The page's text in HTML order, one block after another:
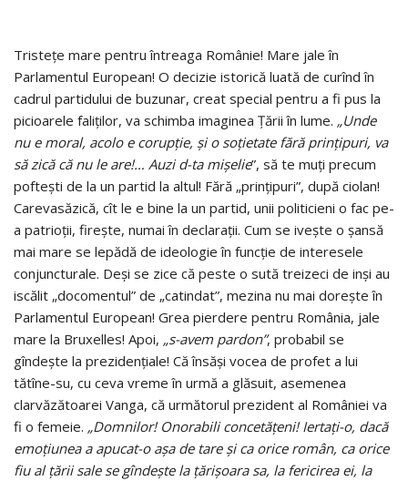
Tristeţe mare pentru întreaga Românie! Mare jale în
Parlamentul European! O decizie istorică luată de curînd în
cadrul partidului de buzunar, creat special pentru a fi pus la
picioarele faliţilor, va schimba imaginea Ţării în lume. „Unde
nu e moral, acolo e corupţie, şi o soţietate fără prinţipuri, va
să zică că nu le are!… Auzi d-ta mişelie”, să te muţi precum
pofteşti de la un partid la altul! Fără „prinţipuri”, după ciolan!
Carevasăzică, cît le e bine la un partid, unii politicieni o fac pe-
a patrioţii, fireşte, numai în declaraţii. Cum se iveşte o şansă
mai mare se lepădă de ideologie în funcţie de interesele
conjuncturale. Deşi se zice că peste o sută treizeci de inşi au
iscălit „docomentul” de „catindat”, mezina nu mai doreşte în
Parlamentul European! Grea pierdere pentru România, jale
mare la Bruxelles! Apoi, „s-avem pardon”, probabil se
gîndeşte la prezidenţiale! Că însăşi vocea de profet a lui
tătîne-su, cu ceva vreme în urmă a glăsuit, asemenea
clarvăzătoarei Vanga, că următorul prezident al României va
fi o femeie. „Domnilor! Onorabili concetăţeni! Iertaţi-o, dacă
emoţiunea a apucat-o aşa de tare şi ca orice român, ca orice
fiu al ţării sale se gîndeşte la ţărişoara sa, la fericirea ei, la